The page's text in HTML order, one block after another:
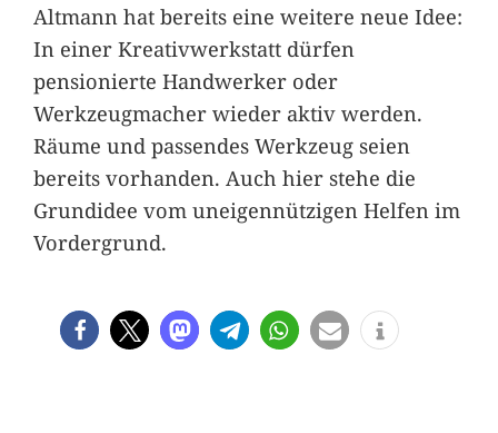
Altmann hat bereits eine weitere neue Idee:
In einer Kreativwerkstatt dürfen
pensionierte Handwerker oder
Werkzeugmacher wieder aktiv werden.
Räume und passendes Werkzeug seien
bereits vorhanden. Auch hier stehe die
Grundidee vom uneigennützigen Helfen im
Vordergrund.